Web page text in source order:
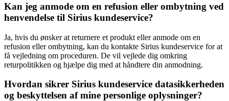
Kan jeg anmode om en refusion eller ombytning ved
henvendelse til Sirius kundeservice?
Ja, hvis du ønsker at returnere et produkt eller anmode om en
refusion eller ombytning, kan du kontakte Sirius kundeservice for at
få vejledning om proceduren. De vil vejlede dig omkring
returpolitikken og hjælpe dig med at håndtere din anmodning.
Hvordan sikrer Sirius kundeservice datasikkerheden
og beskyttelsen af mine personlige oplysninger?